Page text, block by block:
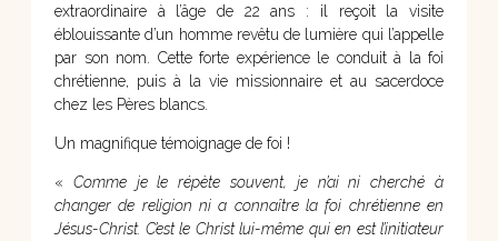
extraordinaire à l’âge de 22 ans : il reçoit la visite
éblouissante d’un homme revêtu de lumière qui l’appelle
par son nom. Cette forte expérience le conduit à la foi
chrétienne, puis à la vie missionnaire et au sacerdoce
chez les Pères blancs.
Un magnifique témoignage de foi !
« Comme je le répète souvent, je n’ai ni cherché à
changer de religion ni a connaître la foi chrétienne en
Jésus-Christ. C’est le Christ lui-même qui en est l’initiateur